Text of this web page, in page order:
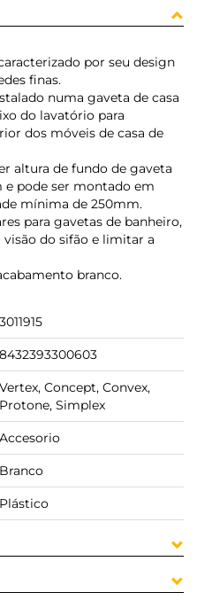
por seu design
finas.
numa gaveta de casa
do lavatório para
dos móveis de casa de
altura de fundo de gaveta
e pode ser montado em
mínima de 250mm.
para gavetas de banheiro,
do sifão e limitar a
branco.
3011915
8432393300603
Vertex, Concept, Convex,
Protone, Simplex
Accesorio
Branco
Plástico